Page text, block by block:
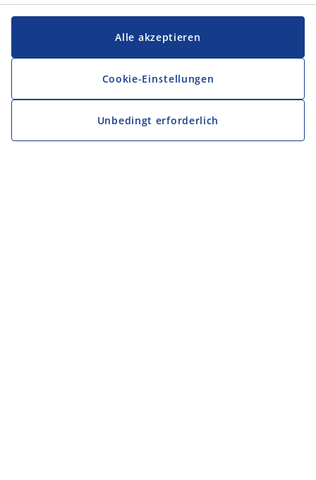
Alle akzeptieren
Cookie-Einstellungen
Unbedingt erforderlich